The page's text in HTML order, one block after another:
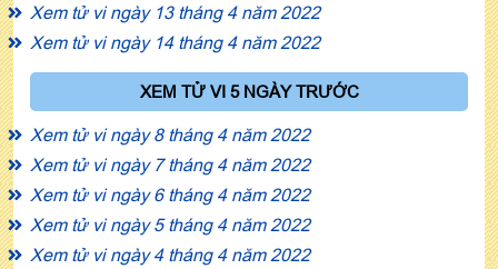
Xem tử vi ngày 13 tháng 4 năm 2022
Xem tử vi ngày 14 tháng 4 năm 2022
XEM TỬ VI 5 NGÀY TRƯỚC
Xem tử vi ngày 8 tháng 4 năm 2022
Xem tử vi ngày 7 tháng 4 năm 2022
Xem tử vi ngày 6 tháng 4 năm 2022
Xem tử vi ngày 5 tháng 4 năm 2022
Xem tử vi ngày 4 tháng 4 năm 2022